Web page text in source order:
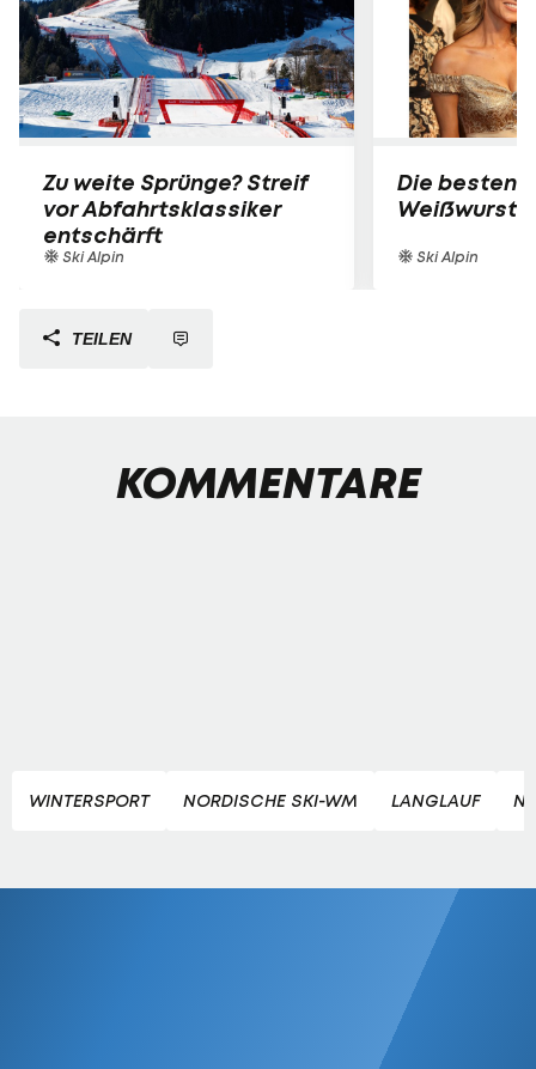
Zu weite Sprünge? Streif
vor Abfahrtsklassiker
entschärft
Ski Alpin
Die besten
Weißwurst-
Ski Alpin
TEILEN
KOMMENTARE
WINTERSPORT NORDISCHE SKI-WM LANGLAUF